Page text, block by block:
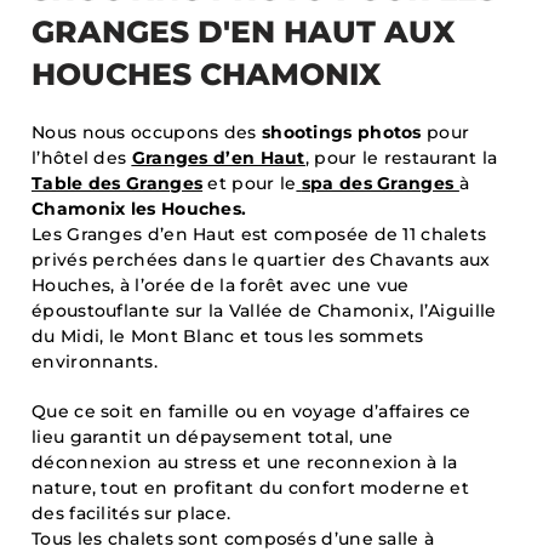
GRANGES D'EN HAUT AUX
HOUCHES CHAMONIX
Nous nous occupons des shootings photos pour
l’hôtel des Granges d’en Haut, pour le restaurant la
Table des Granges et pour le spa des Granges à
Chamonix les Houches.
Les Granges d’en Haut est composée de 11 chalets
privés perchées dans le quartier des Chavants aux
Houches, à l’orée de la forêt avec une vue
époustouflante sur la Vallée de Chamonix, l’Aiguille
du Midi, le Mont Blanc et tous les sommets
environnants.
Que ce soit en famille ou en voyage d’affaires ce
lieu garantit un dépaysement total, une
déconnexion au stress et une reconnexion à la
nature, tout en profitant du confort moderne et
des facilités sur place.
Tous les chalets sont composés d’une salle à